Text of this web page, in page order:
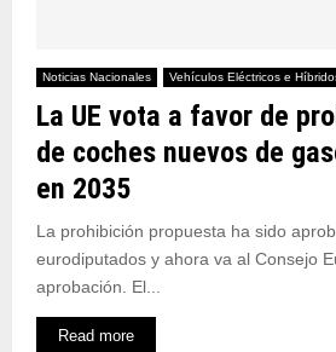
Noticias Nacionales Vehículos Eléctricos e
La UE vota a favor de
de coches nuevos de
en 2035
La prohibición propuesta ha sido
eurodiputados y ahora va al Consejo
aprobación. El...
Read more